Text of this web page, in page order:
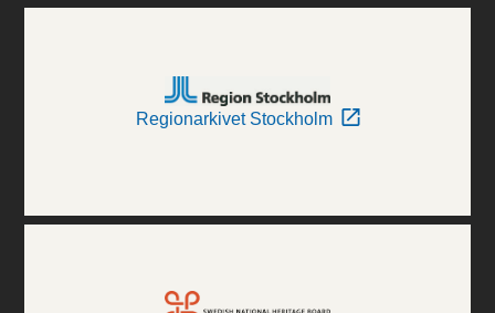
Regionarkivet Stockholm